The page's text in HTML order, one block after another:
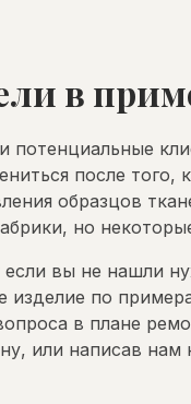
в
после
образцов
но
вы не нашли
изделие по
в плане
или написав нам